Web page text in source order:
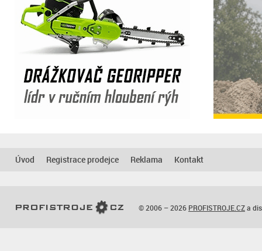
Úvod Registrace prodejce Reklama Kontakt
© 2006 – 2026 PROFISTROJE.CZa